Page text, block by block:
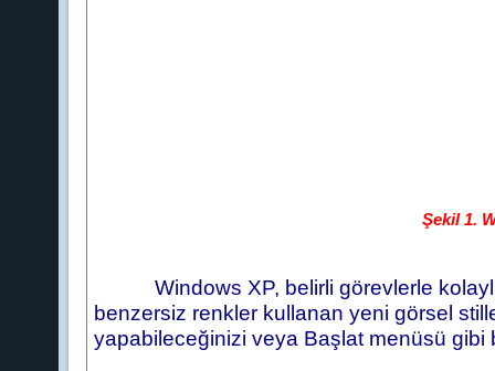
Şekil 1.
Windows XP, belirli görevlerle
benzersiz renkler kullanan yeni görsel
yapabileceğinizi veya Başlat menüsü gibi